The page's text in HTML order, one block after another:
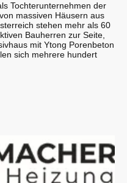
Tochterunternehmen der
massiven Häusern aus
stehen mehr als 60
Bauherren zur Seite,
mit Ytong Porenbeton
sich mehrere hundert